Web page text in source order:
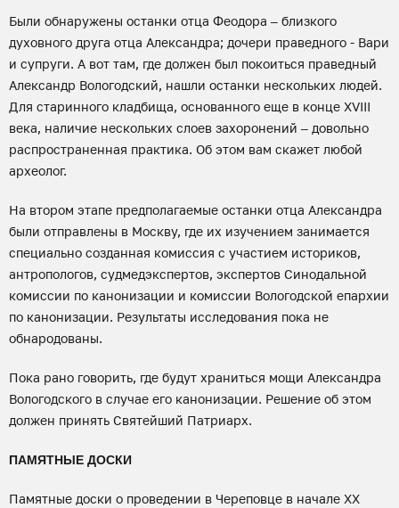
Были обнаружены останки отца Феодора – близкого
духовного друга отца Александра; дочери праведного - Вари
и супруги. А вот там, где должен был покоиться праведный
Александр Вологодский, нашли останки нескольких людей.
Для старинного кладбища, основанного еще в конце XVIII
века, наличие нескольких слоев захоронений – довольно
распространенная практика. Об этом вам скажет любой
археолог.
На втором этапе предполагаемые останки отца Александра
были отправлены в Москву, где их изучением занимается
специально созданная комиссия с участием историков,
антропологов, судмедэкспертов, экспертов Синодальной
комиссии по канонизации и комиссии Вологодской епархии
по канонизации. Результаты исследования пока не
обнародованы.
Пока рано говорить, где будут храниться мощи Александра
Вологодского в случае его канонизации. Решение об этом
должен принять Святейший Патриарх.
ПАМЯТНЫЕ ДОСКИ
Памятные доски о проведении в Череповце в начале ХХ